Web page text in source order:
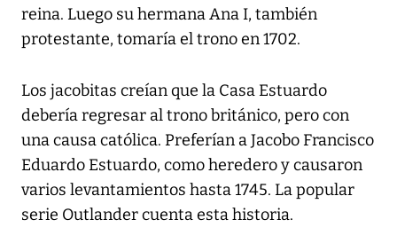
reina. Luego su hermana Ana I, también
protestante, tomaría el trono en 1702.
Los jacobitas creían que la Casa Estuardo
debería regresar al trono británico, pero con
una causa católica. Preferían a Jacobo Francisco
Eduardo Estuardo, como heredero y causaron
varios levantamientos hasta 1745. La popular
serie Outlander cuenta esta historia.